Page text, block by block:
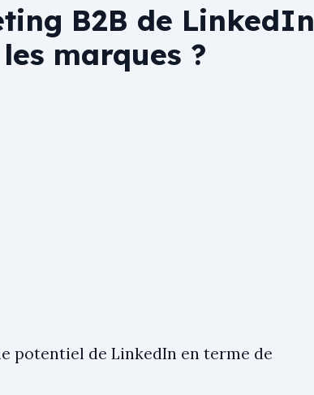
B2B de LinkedIn
marques ?
potentiel de LinkedIn en terme de